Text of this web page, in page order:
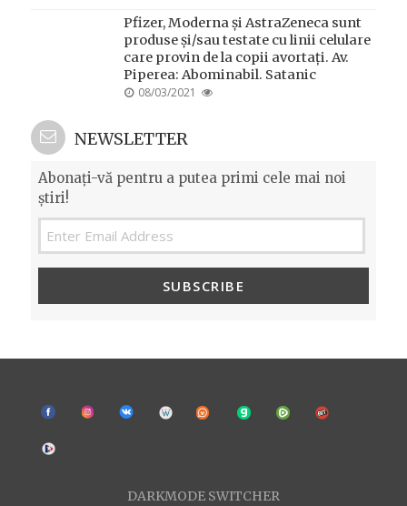
Pfizer, Moderna și AstraZeneca sunt
produse și/sau testate cu linii celulare
care provin de la copii avortați. Av.
Piperea: Abominabil. Satanic
POSTED
08/03/2021
NEWSLETTER
Abonați-vă pentru a putea primi cele mai noi
știri!
SUBSCRIBE
DARKMODE SWITCHER